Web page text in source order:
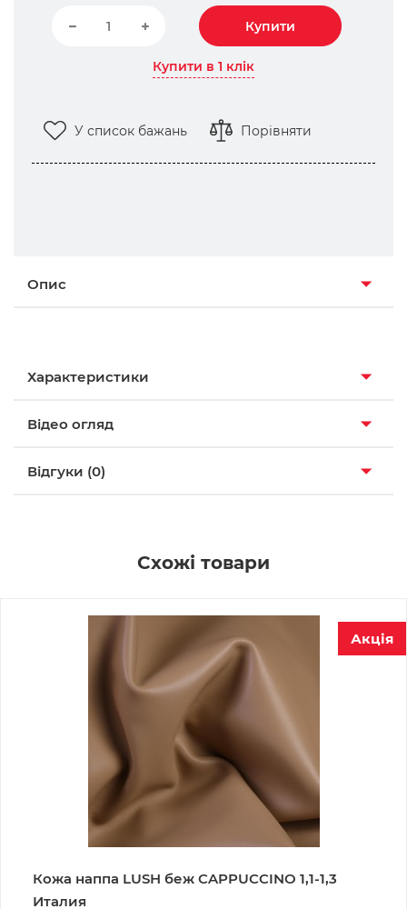
Купити
Купити в 1 клік
У список бажань Порівняти
Опис
Характеристики
Відео огляд
Відгуки (0)
Схожі товари
Акція
Кожа наппа LUSH беж CAPPUCCINO 1,1-1,3
Италия